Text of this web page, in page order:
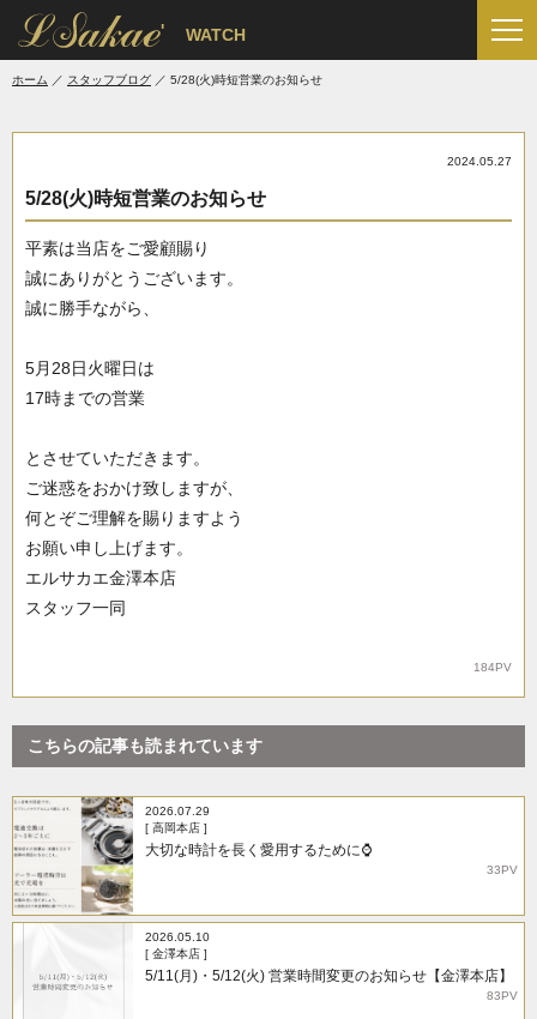
' WATCH
ホーム スタッフブログ 5/28(火)時短営業のお知らせ
2024.05.27
5/28(火)時短営業のお知らせ
平素は当店をご愛顧賜り
誠にありがとうございます。
誠に勝手ながら、
5月28日火曜日は
17時までの営業
とさせていただきます。
ご迷惑をおかけ致しますが、
何とぞご理解を賜りますよう
お願い申し上げます。
エルサカエ金澤本店
スタッフ一同
184PV
こちらの記事も読まれています
2026.07.29
[ 高岡本店 ]
大切な時計を長く愛用するために⌚
33PV
2026.05.10
[ 金澤本店 ]
5/11(月)・5/12(火) 営業時間変更のお知らせ【金澤本店】
83PV